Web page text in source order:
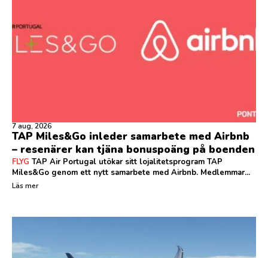
7 aug, 2026
TAP Miles&Go inleder samarbete med Airbnb
– resenärer kan tjäna bonuspoäng på boenden
FLYG TAP Air Portugal utökar sitt lojalitetsprogram TAP
Miles&Go genom ett nytt samarbete med Airbnb. Medlemmar...
Läs mer